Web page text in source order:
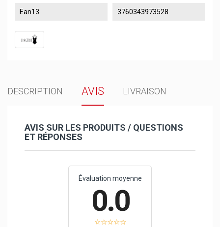
Ean13 3760343973528
DESCRIPTION AVIS LIVRAISON
AVIS SUR LES PRODUITS / QUESTIONS
ET RÉPONSES
Évaluation moyenne
0.0